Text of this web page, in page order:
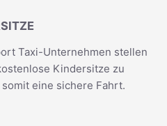
Taxi-Unternehmen stellen
Kindersitze zu
eine sichere Fahrt.